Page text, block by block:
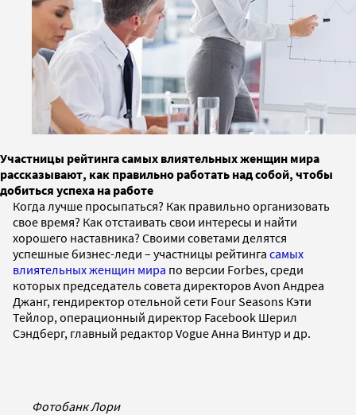
Участницы рейтинга самых влиятельных женщин мира
рассказывают, как правильно работать над собой, чтобы
добиться успеха на работе
Когда лучше просыпаться? Как правильно организовать
свое время? Как отстаивать свои интересы и найти
хорошего наставника? Своими советами делятся
успешные бизнес-леди – участницы рейтинга самых
влиятельных женщин мира по версии Forbes, среди
которых председатель совета директоров Avon Андреа
Джанг, гендиректор отельной сети Four Seasons Кэти
Тейлор, операционный директор Facebook Шерил
Сэндберг, главный редактор Vogue Анна Винтур и др.
Фотобанк Лори